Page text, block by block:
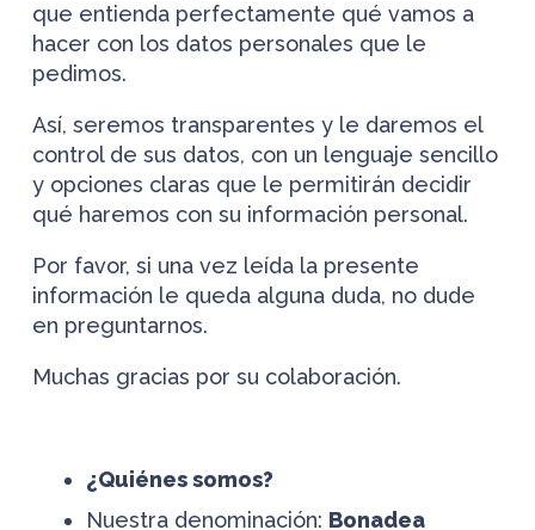
que entienda perfectamente qué vamos a
hacer con los datos personales que le
pedimos.
Así, seremos transparentes y le daremos el
control de sus datos, con un lenguaje sencillo
y opciones claras que le permitirán decidir
qué haremos con su información personal.
Por favor, si una vez leída la presente
información le queda alguna duda, no dude
en preguntarnos.
Muchas gracias por su colaboración.
¿Quiénes somos?
Nuestra denominación: Bonadea